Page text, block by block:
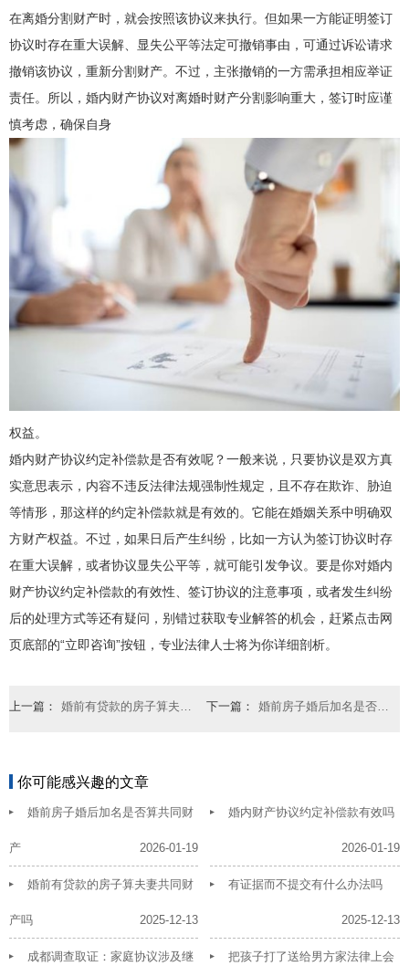
在离婚分割财产时，就会按照该协议来执行。但如果一方能证明签订
协议时存在重大误解、显失公平等法定可撤销事由，可通过诉讼请求
撤销该协议，重新分割财产。不过，主张撤销的一方需承担相应举证
责任。所以，婚内财产协议对离婚时财产分割影响重大，签订时应谨
慎考虑，确保自身
权益。
婚内财产协议约定补偿款是否有效呢？一般来说，只要协议是双方真
实意思表示，内容不违反法律法规强制性规定，且不存在欺诈、胁迫
等情形，那这样的约定补偿款就是有效的。它能在婚姻关系中明确双
方财产权益。不过，如果日后产生纠纷，比如一方认为签订协议时存
在重大误解，或者协议显失公平等，就可能引发争议。要是你对婚内
财产协议约定补偿款的有效性、签订协议的注意事项，或者发生纠纷
后的处理方式等还有疑问，别错过获取专业解答的机会，赶紧点击网
页底部的“立即咨询”按钮，专业法律人士将为你详细剖析。
上一篇： 下一篇：
你可能感兴趣的文章
婚前房子婚后加名是否算共同财
产 2026-01-19
婚内财产协议约定补偿款有效吗
2026-01-19
婚前有贷款的房子算夫妻共同财
产吗 2025-12-13
有证据而不提交有什么办法吗
2025-12-13
成都调查取证：家庭协议涉及继 把孩子打了送给男方家法律上会